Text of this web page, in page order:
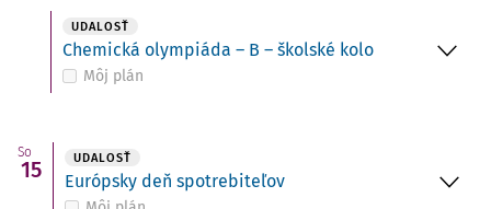
UDALOSŤ
Chemická olympiáda – B – školské kolo
Môj plán
So
15 UDALOSŤ
Európsky deň spotrebiteľov